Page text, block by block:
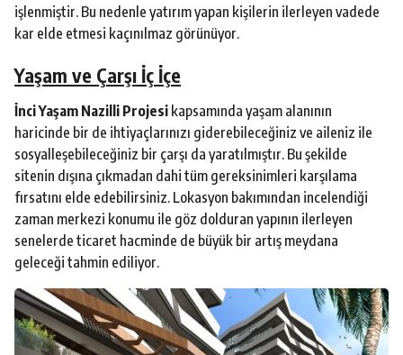
işlenmiştir. Bu nedenle yatırım yapan kişilerin ilerleyen vadede
kar elde etmesi kaçınılmaz görünüyor.
Yaşam ve Çarşı İç İçe
İnci Yaşam Nazilli Projesi kapsamında yaşam alanının
haricinde bir de ihtiyaçlarınızı giderebileceğiniz ve aileniz ile
sosyalleşebileceğiniz bir çarşı da yaratılmıştır. Bu şekilde
sitenin dışına çıkmadan dahi tüm gereksinimleri karşılama
fırsatını elde edebilirsiniz. Lokasyon bakımından incelendiği
zaman merkezi konumu ile göz dolduran yapının ilerleyen
senelerde ticaret hacminde de büyük bir artış meydana
geleceği tahmin ediliyor.